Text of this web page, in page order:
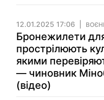
12.01.2025 17:06
Бронежилети
прострілюють
якими
— чиновник
(відео)